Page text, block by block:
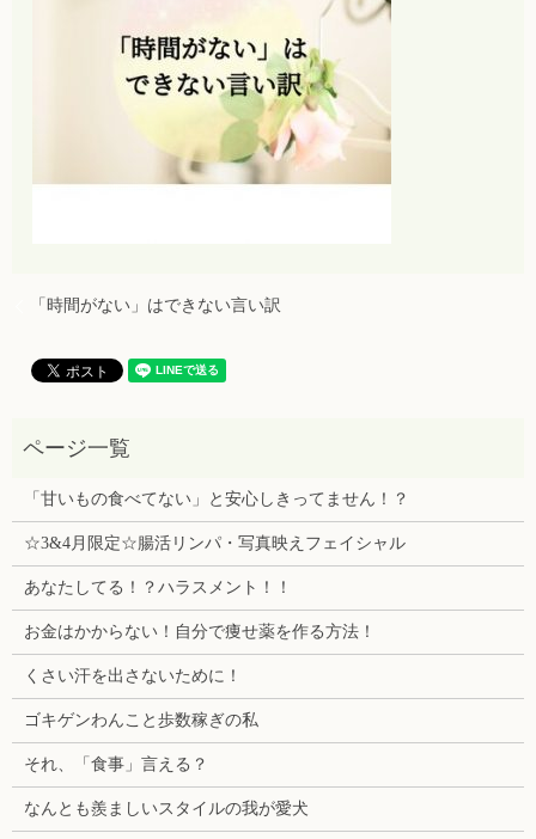
「時間がない」はできない言い訳
「甘いもの食べてない」と安心しきってません！？
☆3&4月限定☆腸活リンパ・写真映えフェイシャル
あなたしてる！？ハラスメント！！
お金はかからない！自分で痩せ薬を作る方法！
くさい汗を出さないために！
ゴキゲンわんこと歩数稼ぎの私
それ、「食事」言える？
なんとも羨ましいスタイルの我が愛犬